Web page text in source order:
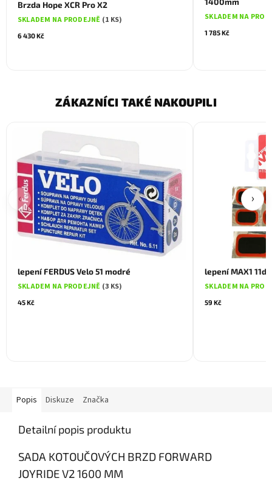
Brzda Hope XCR Pro X2
SKLADEM NA PRODEJNĚ (1 KS)
6 430 Kč
1400mm
SKLADEM NA
1 785 Kč
ZÁKAZNÍCI TAKÉ NAKOUPILI
‹
lepení FERDUS Velo 51 modré
SKLADEM NA PRODEJNĚ (3 KS)
45 Kč
lepení MAX1
SKLADEM NA
59 Kč
›
Popis Diskuze Značka
Detailní popis produktu
SADA KOTOUČOVÝCH BRZD FORWARD
JOYRIDE V2 1600 MM